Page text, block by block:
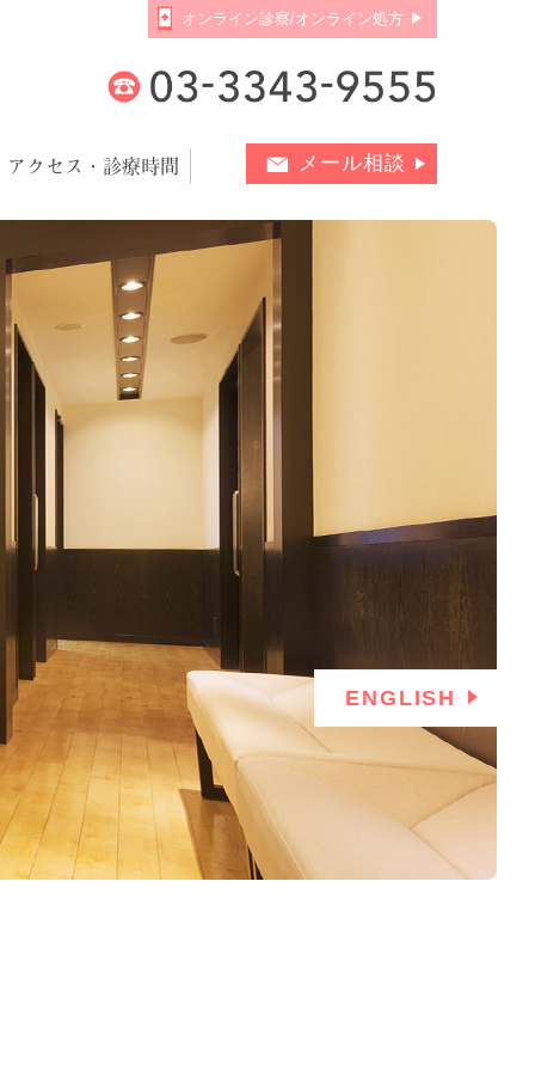
オンライン診察/オンライン処方
アクセス・診療時間 メール相談
ENGLISH